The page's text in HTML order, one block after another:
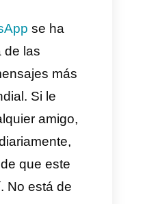
herramienta
una sola